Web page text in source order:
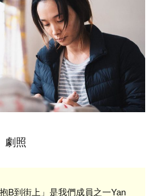
劇照
B到街上」是我們成員之一Yan